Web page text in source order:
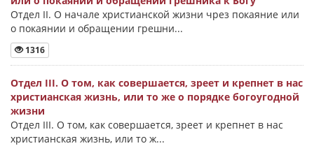
Отдел II. О начале христианской жизни чрез покаяние или
о покаянии и обращении грешни...
1316
Отдел III. О том, как совершается, зреет и крепнет в нас
христианская жизнь, или то же о порядке богоугодной
жизни
Отдел III. О том, как совершается, зреет и крепнет в нас
христианская жизнь, или то ж...